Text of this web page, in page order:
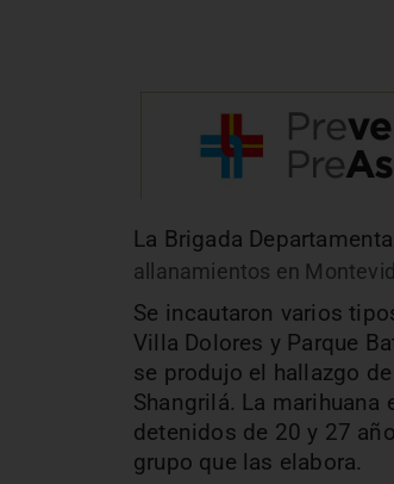
La Brigada
allanamientos en
Se incautaron varios
Villa Dolores y Parque
se produjo el hallazgo
Shangrilá. La marihuana
detenidos de 20 y 27
grupo que las elabora.